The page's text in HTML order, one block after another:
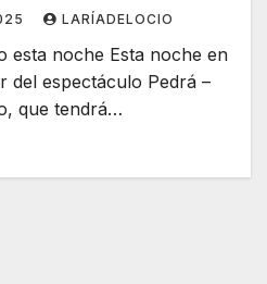
LARÍADELOCIO
esta noche Esta noche en
del espectáculo Pedrá –
que tendrá…